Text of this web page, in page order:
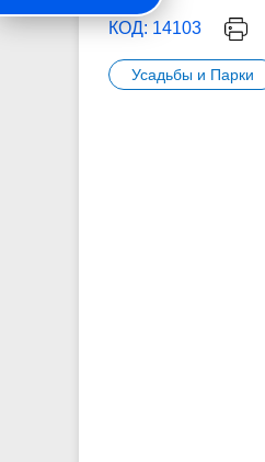
КОД: 14103
Усадьбы и Парки